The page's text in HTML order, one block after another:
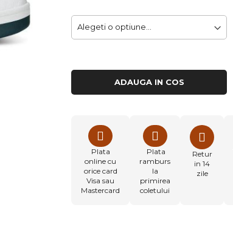
ADAUGA IN COS
Plata
online cu
orice card
Visa sau
Mastercard
Plata
ramburs
la
primirea
coletului
Retur
in 14
zile